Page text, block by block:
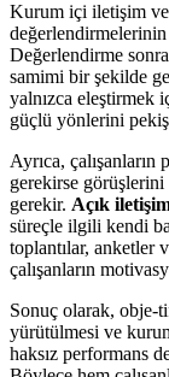
Kurum içi iletişim ve
Değerlendirme
samimi bir şekilde
yalnızca eleştirmek
güçlü yönlerini
Ayrıca,
gerekirse
gerekir. Açık
süreçle ilgili kendi
toplantılar, anketler
çalışanların
Sonuç olarak, obje-
yürütülmesi ve
haksız performans